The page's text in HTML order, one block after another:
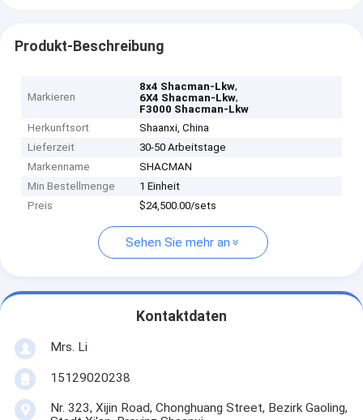
Produkt-Beschreibung
Markieren
8x4 Shacman-Lkw,
6X4 Shacman-Lkw,
F3000 Shacman-Lkw
Herkunftsort
Shaanxi, China
Lieferzeit
30-50 Arbeitstage
Markenname
SHACMAN
Min Bestellmenge
1 Einheit
Preis
$24,500.00/sets
Sehen Sie mehr an
Kontaktdaten
Mrs. Li
15129020238
Nr. 323, Xijin Road, Chonghuang Street, Bezirk Gaoling,